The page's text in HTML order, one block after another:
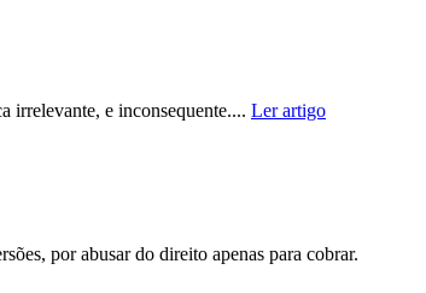
irrelevante, e inconsequente.... Ler artigo
por abusar do direito apenas para cobrar.